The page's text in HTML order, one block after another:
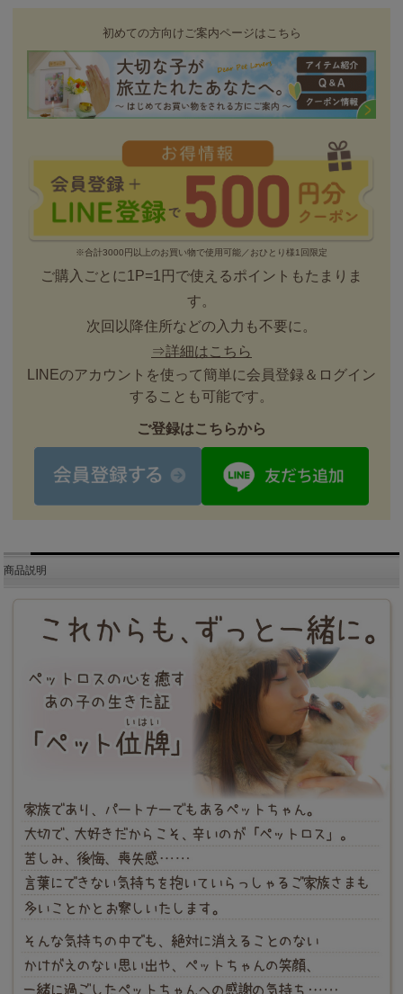
初めての方向けご案内ページはこちら
※合計3000円以上のお買い物で使用可能／おひとり様1回限定
ご購入ごとに1P=1円で使えるポイントもたまりま
す。
次回以降住所などの入力も不要に。
⇒詳細はこちら
LINEのアカウントを使って簡単に会員登録＆ログイン
することも可能です。
ご登録はこちらから
商品説明